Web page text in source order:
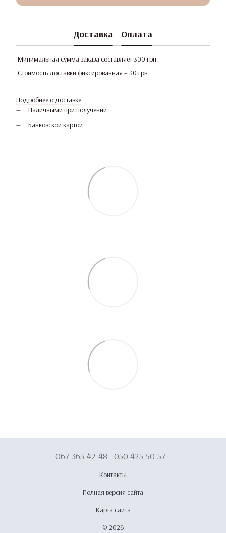
Доставка Оплата
Минимальная сумма заказа составляет 300 грн.
Стоимость доставки фиксированная – 30 грн
Подробнее о доставке
Наличными при получении
Банковской картой
067 363-42-48 050 425-50-57
Контакты
Полная версия сайта
Карта сайта
© 2026